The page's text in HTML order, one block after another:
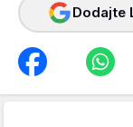
Dodajte